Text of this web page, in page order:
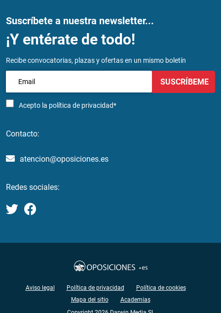
Suscríbete a nuestra newsletter...
¡Y entérate de todo!
Recibe convocatorias, plazas y ofertas en un mismo boletín
Acepto la política de privacidad*
SUSCRÍBEME
Contacto:
atencion@oposiciones.es
Redes sociales:
Aviso legal Política de privacidad
Política de cookies
Mapa del sitio
Academias